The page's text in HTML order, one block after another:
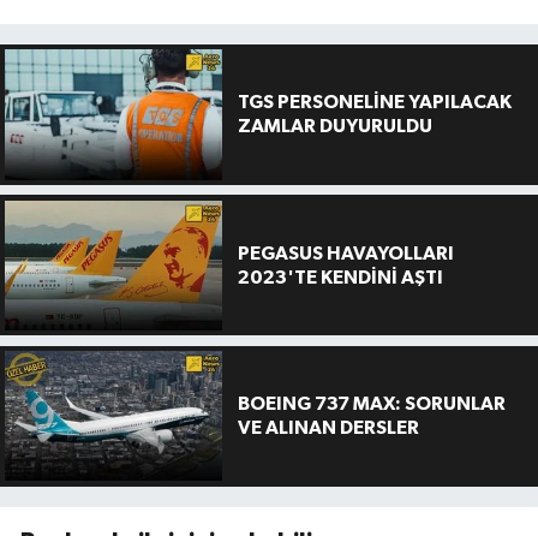
TGS PERSONELİNE YAPILACAK
ZAMLAR DUYURULDU
PEGASUS HAVAYOLLARI
2023'TE KENDİNİ AŞTI
BOEING 737 MAX: SORUNLAR
VE ALINAN DERSLER